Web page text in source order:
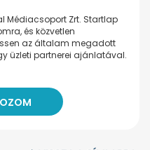
Médiacsoport Zrt. Startlap
és közvetlen
az általam megadott
üzleti partnerei ajánlatával.